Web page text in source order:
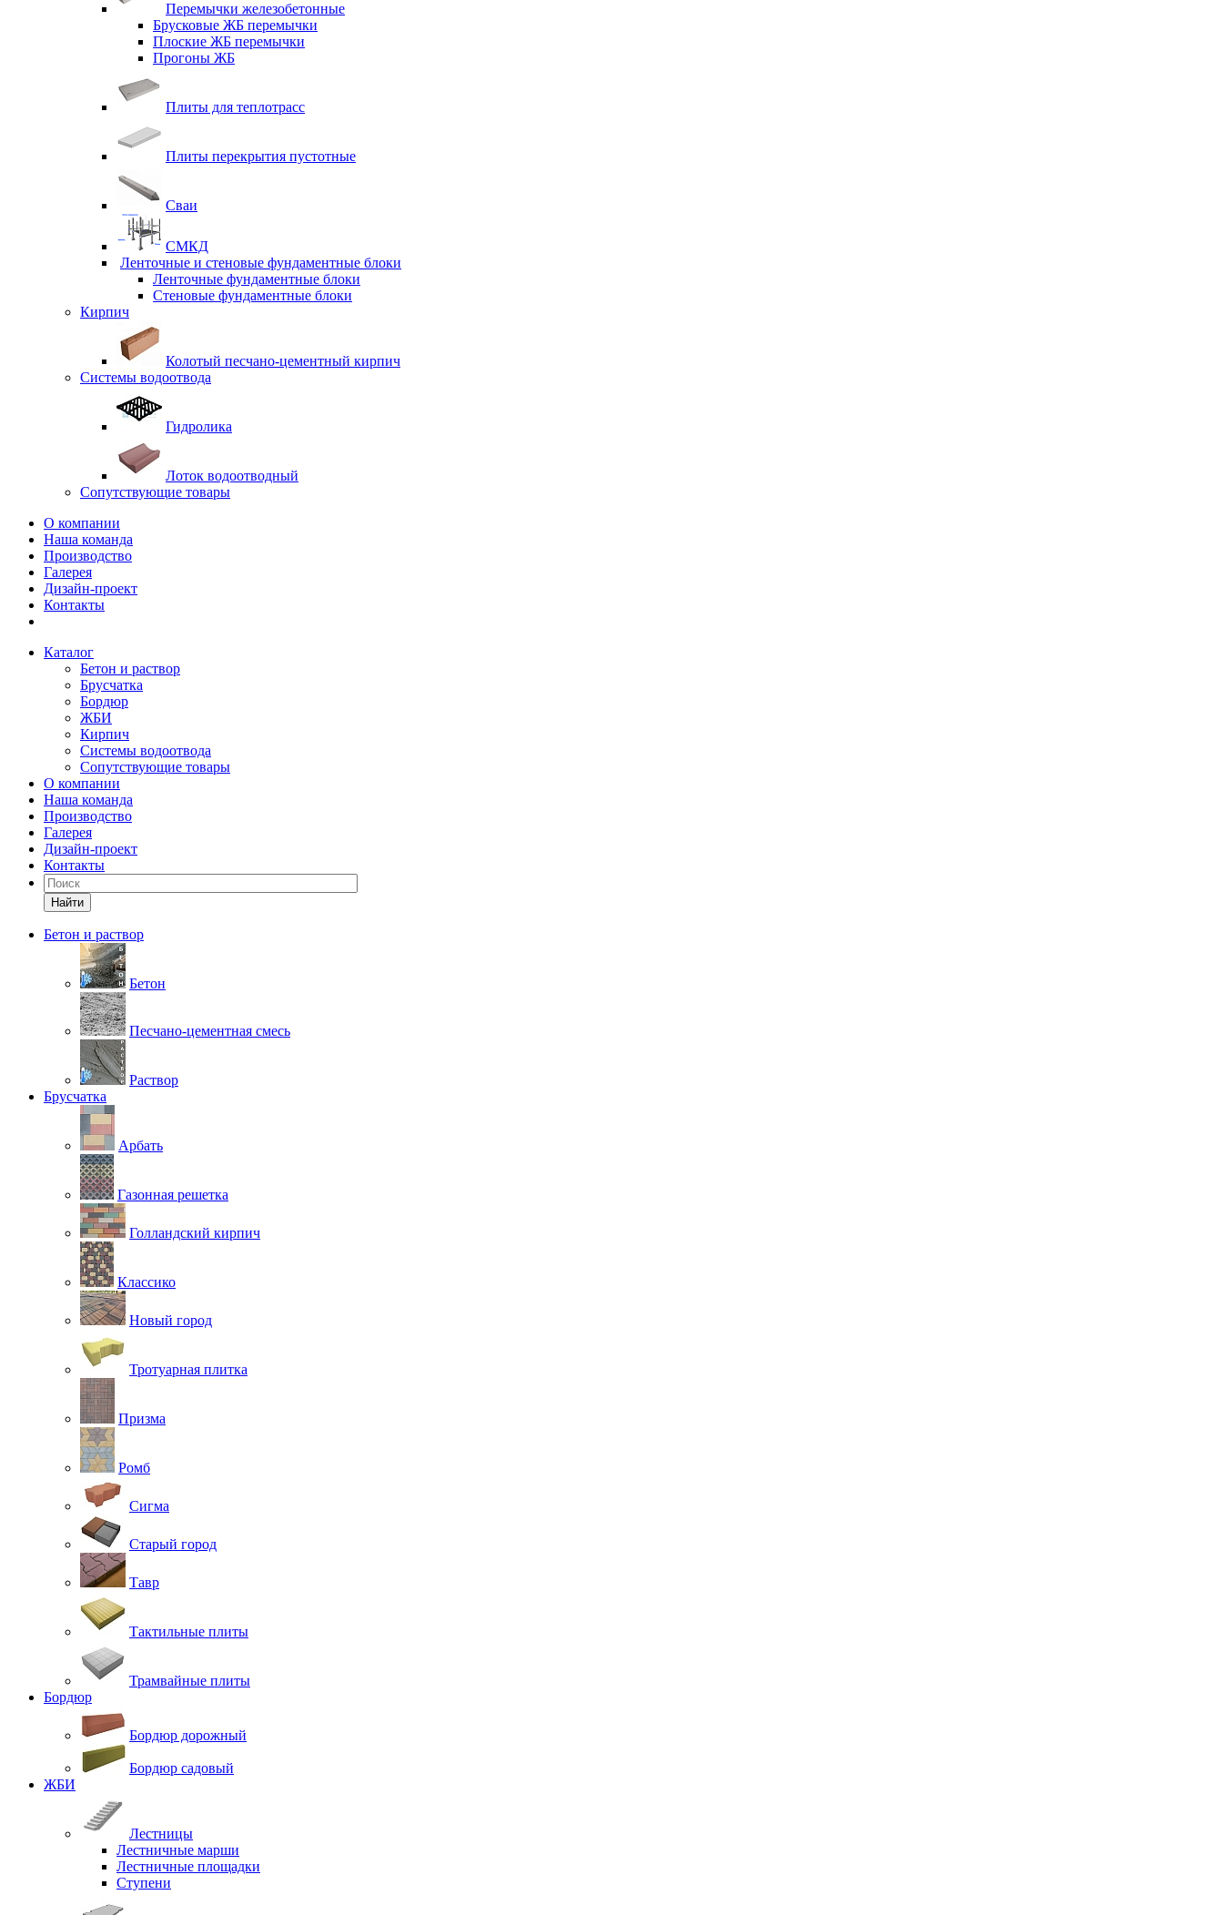
Перемычки железобетонные
Брусковые ЖБ перемычки
Плоские ЖБ перемычки
Прогоны ЖБ
Плиты для теплотрасс
Плиты перекрытия пустотные
Сваи
СМКД
Ленточные и стеновые фундаментные блоки
Ленточные фундаментные блоки
Стеновые фундаментные блоки
Кирпич
Колотый песчано-цементный кирпич
Системы водоотвода
Гидролика
Лоток водоотводный
Сопутствующие товары
О компании
Наша команда
Производство
Галерея
Дизайн-проект
Контакты
Каталог
Бетон и раствор
Брусчатка
Бордюр
ЖБИ
Кирпич
Системы водоотвода
Сопутствующие товары
О компании
Наша команда
Производство
Галерея
Дизайн-проект
Контакты
Найти
Бетон и раствор
Бетон
Песчано-цементная смесь
Раствор
Брусчатка
Арбать
Газонная решетка
Голландский кирпич
Классико
Новый город
Тротуарная плитка
Призма
Ромб
Сигма
Старый город
Тавр
Тактильные плиты
Трамвайные плиты
Бордюр
Бордюр дорожный
Бордюр садовый
ЖБИ
Лестницы
Лестничные марши
Лестничные площадки
Ступени